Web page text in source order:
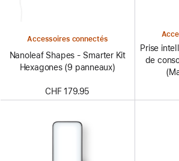
Accessoires connectés
Nanoleaf Shapes - Smarter Kit
Hexagones (9 panneaux)
CHF 179.95
Prise
de